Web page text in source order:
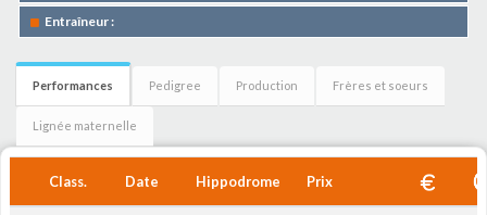
Entraîneur :
Performances Pedigree Production Frères et soeurs
Lignée maternelle
Class. Date Hippodrome Prix